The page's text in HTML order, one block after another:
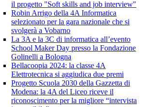
il progetto "Soft skills and job interview"
Robin Arrigo della 4A Informatica
selezionato per la gara nazionale che si
svolgerà a Vobarno
La 3A e la 3C di informatica all’evento
School Maker Day presso la Fondazione
Golinelli a Bologna
Bellacoopia 2024: la classe 4A
Elettrotecnica si aggiudica due premi
Progetto Scuola 2030 della Gazzetta di
Modena: la 4A del Liceo riceve il
riconoscimento per la migliore “intervista